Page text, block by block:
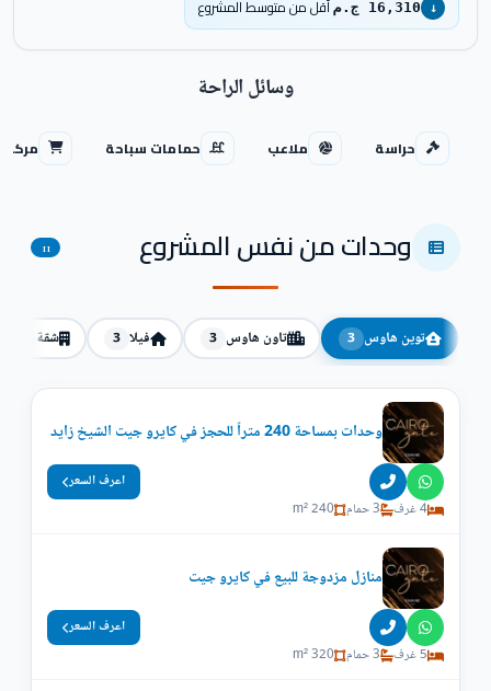
↓ 16,310 ج.م أقل من متوسط المشروع
وسائل الراحة
حراسة ملاعب حمامات سباحة مركز
وحدات من نفس المشروع 11
توين هاوس 3 تاون هاوس 3 فيلا 3 شقة
وحدات بمساحة 240 متراً للحجز في كايرو جيت الشيخ زايد
4 غرف 3 حمام 240 m²
اعرف السعر
منازل مزدوجة للبيع في كايرو جيت
5 غرف 3 حمام 320 m²
اعرف السعر